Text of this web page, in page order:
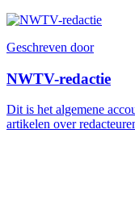
Geschreven door
NWTV-redactie
Dit is het algemene
artikelen over